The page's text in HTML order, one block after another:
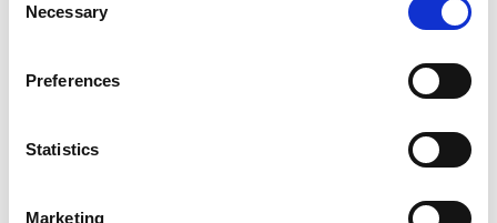
Selection
Necessary
Preferences
Statistics
Marketing
489_Impegno univ. PG.pdf
DATA: